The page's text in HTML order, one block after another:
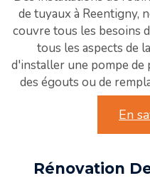
de tuyaux à Reentigny,
couvre tous les besoins
tous les aspects de
d'installer une pompe
des égouts ou de
En
Rénovation